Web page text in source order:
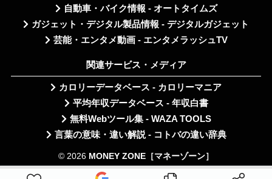
自動車・バイク情報 - オートタイムズ
ガジェット・デジタル製品情報 - デジタルガジェット
芸能・エンタメ動画 - エンタメラッシュTV
関連サービス・メディア
カロリーデータベース - カロリーマニア
平均年収データベース - 年収白書
無料Webツール集 - WAZA TOOLS
言葉の意味・違い解説 - コトバの違い辞典
© 2026 MONEY ZONE［マネーゾーン］